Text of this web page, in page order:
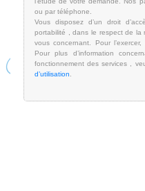
Previous